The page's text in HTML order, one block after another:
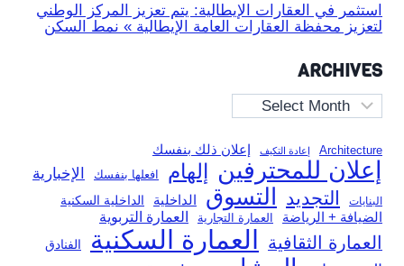
استثمر في العقارات الإيطالية: يتم تعزيز المركز الوطني
لتعزيز محفظة العقارات العامة الإيطالية » نمط السكن
ARCHIVES
Archives
Architecture إعادة التكيف إعلان ذلك بنفسك
إعلان للمحترفين إلهام افعلها بنفسك الإخبارية
البنايات التجديد التسوق الداخلية الداخلية السكنية
الضيافة + الرياضة العمارة التجارية العمارة التربوية
العمارة الثقافية العمارة السكنية الفنادق